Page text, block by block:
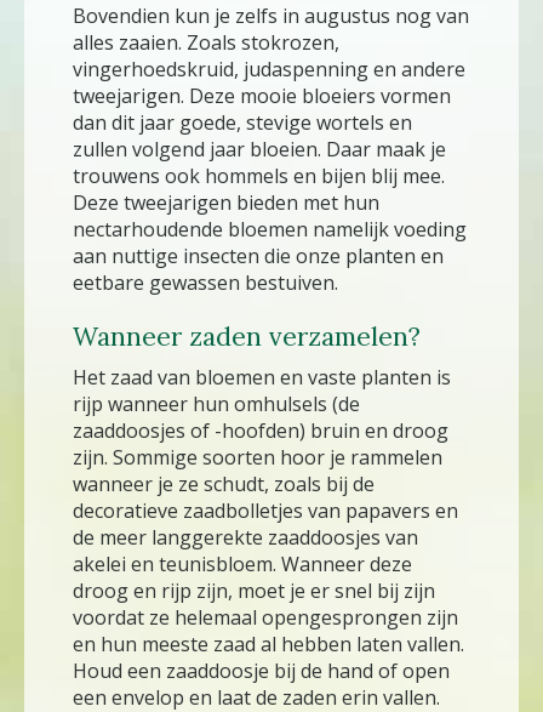
Bovendien kun je zelfs in augustus nog van
alles zaaien. Zoals stokrozen,
vingerhoedskruid, judaspenning en andere
tweejarigen. Deze mooie bloeiers vormen
dan dit jaar goede, stevige wortels en
zullen volgend jaar bloeien. Daar maak je
trouwens ook hommels en bijen blij mee.
Deze tweejarigen bieden met hun
nectarhoudende bloemen namelijk voeding
aan nuttige insecten die onze planten en
eetbare gewassen bestuiven.
Wanneer zaden verzamelen?
Het zaad van bloemen en vaste planten is
rijp wanneer hun omhulsels (de
zaaddoosjes of -hoofden) bruin en droog
zijn. Sommige soorten hoor je rammelen
wanneer je ze schudt, zoals bij de
decoratieve zaadbolletjes van papavers en
de meer langgerekte zaaddoosjes van
akelei en teunisbloem. Wanneer deze
droog en rijp zijn, moet je er snel bij zijn
voordat ze helemaal opengesprongen zijn
en hun meeste zaad al hebben laten vallen.
Houd een zaaddoosje bij de hand of open
een envelop en laat de zaden erin vallen.